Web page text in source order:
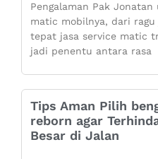
Pengalaman Pak
matic mobilnya, dari
tepat jasa service matic
jadi penentu antara rasa
Tips Aman Pilih
reborn agar
Besar di Jalan